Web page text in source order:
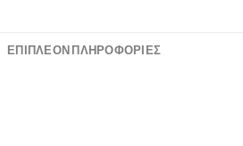
ΕΠΙΠΛΈΟΝ ΠΛΗΡΟΦΟΡΊΕΣ